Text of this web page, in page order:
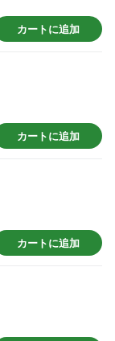
カートに追加
カートに追加
カートに追加